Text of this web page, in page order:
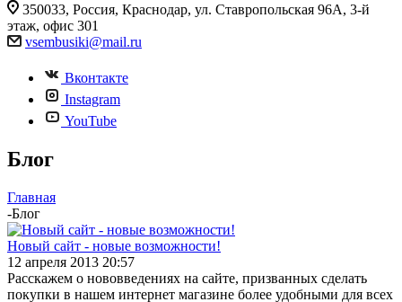
350033, Россия, Краснодар, ул. Ставропольская 96А, 3-й
этаж, офис 301
vsembusiki@mail.ru
Вконтакте
Instagram
YouTube
Блог
Главная
-Блог
Новый сайт - новые возможности!
12 апреля 2013 20:57
Расскажем о нововведениях на сайте, призванных сделать
покупки в нашем интернет магазине более удобными для всех